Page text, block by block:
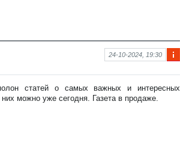
фо
аци
24-10-2024, 19:30
статей о самых важных и интересных
можно уже сегодня. Газета в продаже.